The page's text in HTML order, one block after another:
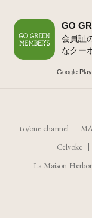
GO
会員証
なクー
Google
to/one channel
Celvoke
La Maison